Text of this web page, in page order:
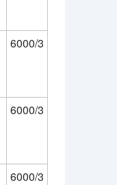
6000/3
6000/3
6000/3